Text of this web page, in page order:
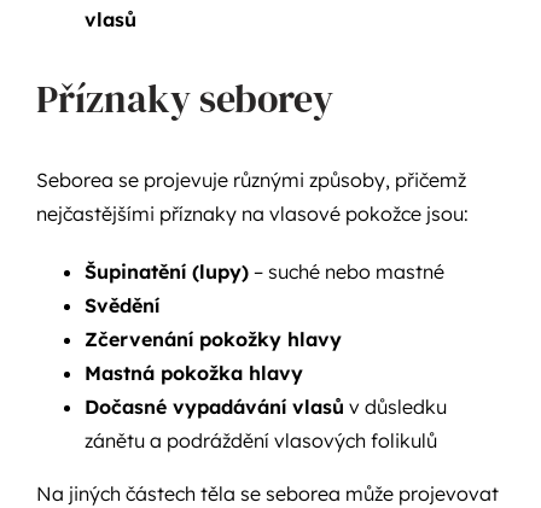
vlasů
Příznaky seborey
Seborea se projevuje různými způsoby, přičemž
nejčastějšími příznaky na vlasové pokožce jsou:
Šupinatění (lupy)– suché nebo mastné
Svědění
Zčervenání pokožky hlavy
Mastná pokožka hlavy
Dočasné vypadávání vlasů v důsledku
zánětu a podráždění vlasových folikulů
Na jiných částech těla se seborea může projevovat